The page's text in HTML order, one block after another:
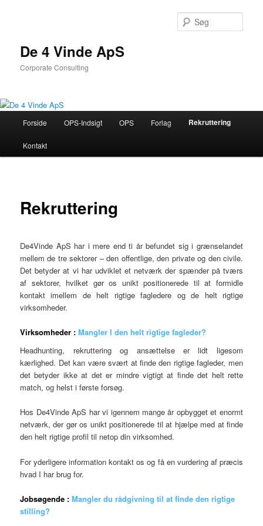
De 4 Vinde ApS
Corporate Consulting
Fortsæt
til
indhold
Forside OPS-Indsigt OPS Forlag Rekruttering
Kontakt
Rekruttering
De4Vinde ApS har i mere end ti år befundet sig i grænselandet
mellem de tre sektorer – den offentlige, den private og den civile.
Det betyder at vi har udviklet et netværk der spænder på tværs
af sektorer, hvilket gør os unikt positionerede til at formidle
kontakt imellem de helt rigtige fagledere og de helt rigtige
virksomheder.
Virksomheder :Mangler I den helt rigtige fagleder?
Headhunting, rekruttering og ansættelse er lidt ligesom
kærlighed. Det kan være svært at finde den rigtige fagleder, men
det betyder ikke at det er mindre vigtigt at finde det helt rette
match, og helst i første forsøg.
Hos De4Vinde ApS har vi igennem mange år opbygget et enormt
netværk, der gør os unikt positionerede til at hjælpe med at finde
den helt rigtige profil til netop din virksomhed.
For yderligere information kontakt os og få en vurdering af præcis
hvad I har brug for.
Jobsøgende :Mangler du rådgivning til at finde den rigtige
stilling?